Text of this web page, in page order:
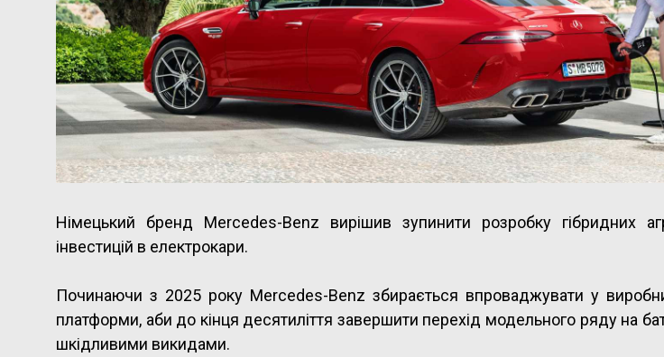
Німецький бренд Mercedes-Benz вирішив зупинити розробку гібридних
інвестицій в електрокари.
Починаючи з 2025 року Mercedes-Benz збирається впроваджувати у
платформи, аби до кінця десятиліття завершити перехід модельного ряду на
шкідливими викидами.